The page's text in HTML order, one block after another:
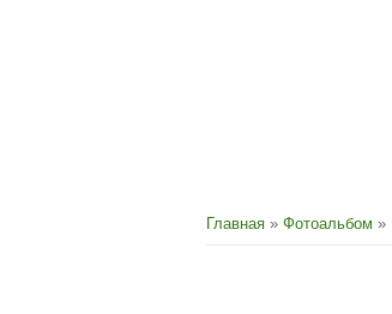
Главная » Фотоальбом »